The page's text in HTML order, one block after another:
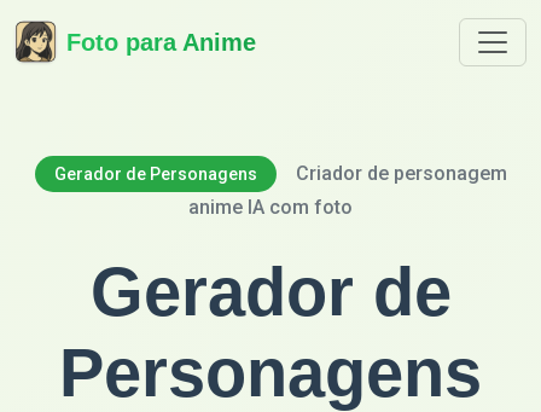
Foto para Anime
Gerador de Personagens
Criador de personagem
anime IA com foto
Gerador de
Personagens